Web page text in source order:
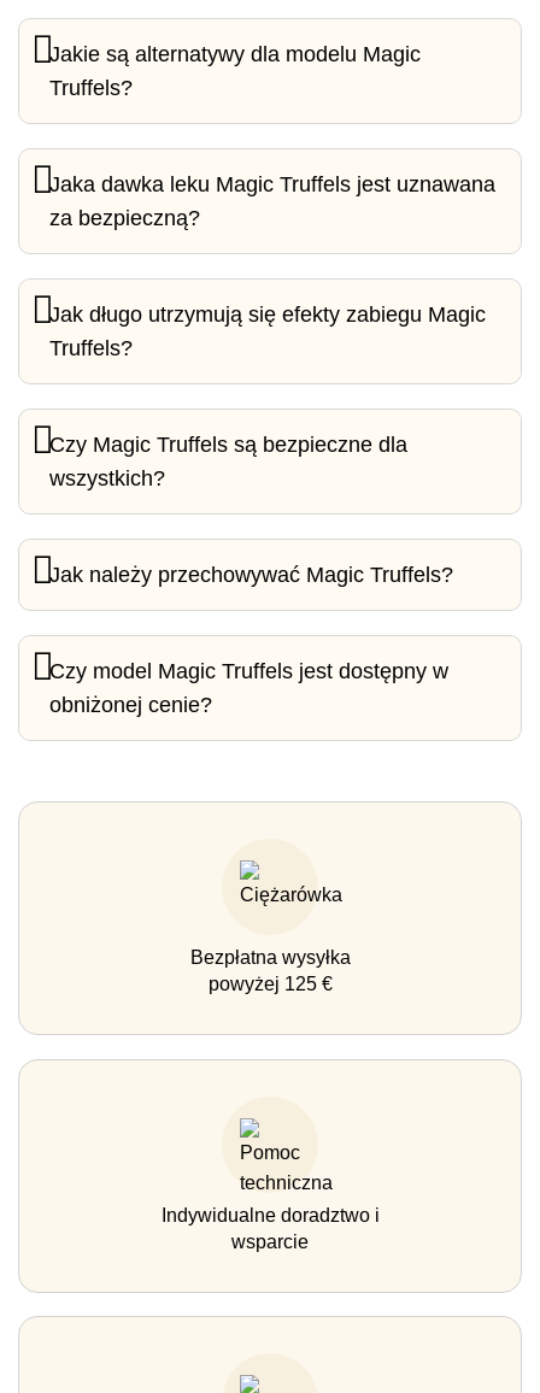
Jakie są alternatywy dla modelu Magic
Truffels?
Jaka dawka leku Magic Truffels jest uznawana
za bezpieczną?
Jak długo utrzymują się efekty zabiegu Magic
Truffels?
Czy Magic Truffels są bezpieczne dla
wszystkich?
Jak należy przechowywać Magic Truffels?
Czy model Magic Truffels jest dostępny w
obniżonej cenie?
Bezpłatna wysyłka
powyżej 125 €
Indywidualne doradztwo i
wsparcie